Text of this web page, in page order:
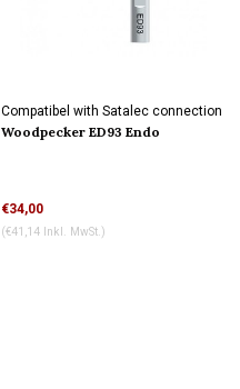
Compatibel with Satalec connection
Woodpecker ED93 Endo
€34,00
(€41,14 Inkl. MwSt.)